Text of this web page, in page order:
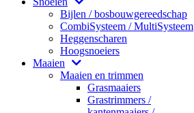
Bijlen / bosbouwgereedschap
CombiSysteem / MultiSysteem
Heggenscharen
Hoogsnoeiers
Maaien
Maaien en trimmen
Grasmaaiers
Grastrimmers /